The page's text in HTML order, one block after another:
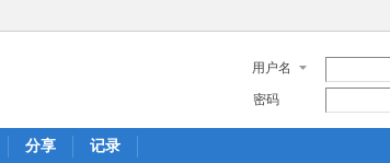
用户名
密码
分享 记录